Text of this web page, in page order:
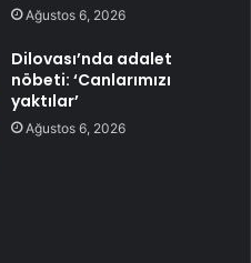
Ağustos 6, 2026
Dilovası’nda adalet
nöbeti: ‘Canlarımızı
yaktılar’
Ağustos 6, 2026